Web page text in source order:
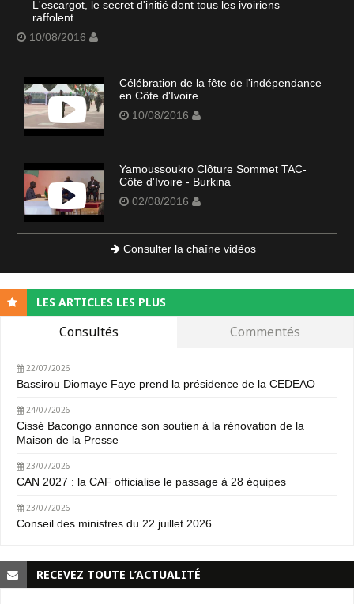
L'escargot, le secret d'initié dont tous les ivoiriens
raffolent
10/08/2016
Célébration de la fête de l'indépendance
en Côte d'Ivoire
10/08/2016
Yamoussoukro Clôture Sommet TAC-
Côte d'Ivoire - Burkina
02/08/2016
Consulter la chaîne vidéos
LES ARTICLES LES PLUS
Consultés Commentés
22/07/2026
Bassirou Diomaye Faye prend la présidence de la CEDEAO
24/07/2026
Cissé Bacongo annonce son soutien à la rénovation de la
Maison de la Presse
23/07/2026
CAN 2027 : la CAF officialise le passage à 28 équipes
23/07/2026
Conseil des ministres du 22 juillet 2026
RECEVEZ TOUTE L’ACTUALITÉ